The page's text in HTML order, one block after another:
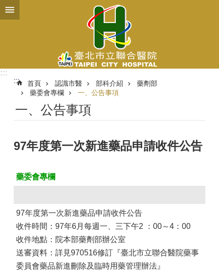
跳到主要內容區塊
:::
:::
首頁 認識市醫 部科介紹
藥劑部
藥委會專欄
一、公告事項
一、公告事項
97年度第一次新進藥品申請收件公告
藥委會專欄
97年度第一次新進藥品申請收件公告
收件時間：97年6月每週一、三下午2 ：00～4：00
收件地點：院本部藥劑部辦公室
送審資料：詳見970516修訂『臺北市立聯合醫院藥事
委員會藥品新進刪除及臨時用藥管理辦法』